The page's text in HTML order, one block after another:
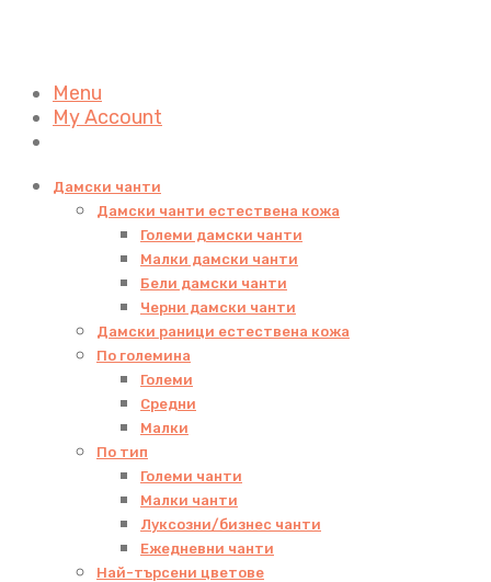
Menu
My Account
Дамски чанти
Дамски чанти естествена кожа
Големи дамски чанти
Малки дамски чанти
Бели дамски чанти
Черни дамски чанти
Дамски раници естествена кожа
По големина
Големи
Средни
Малки
По тип
Големи чанти
Малки чанти
Луксозни/бизнес чанти
Ежедневни чанти
Най-търсени цветове